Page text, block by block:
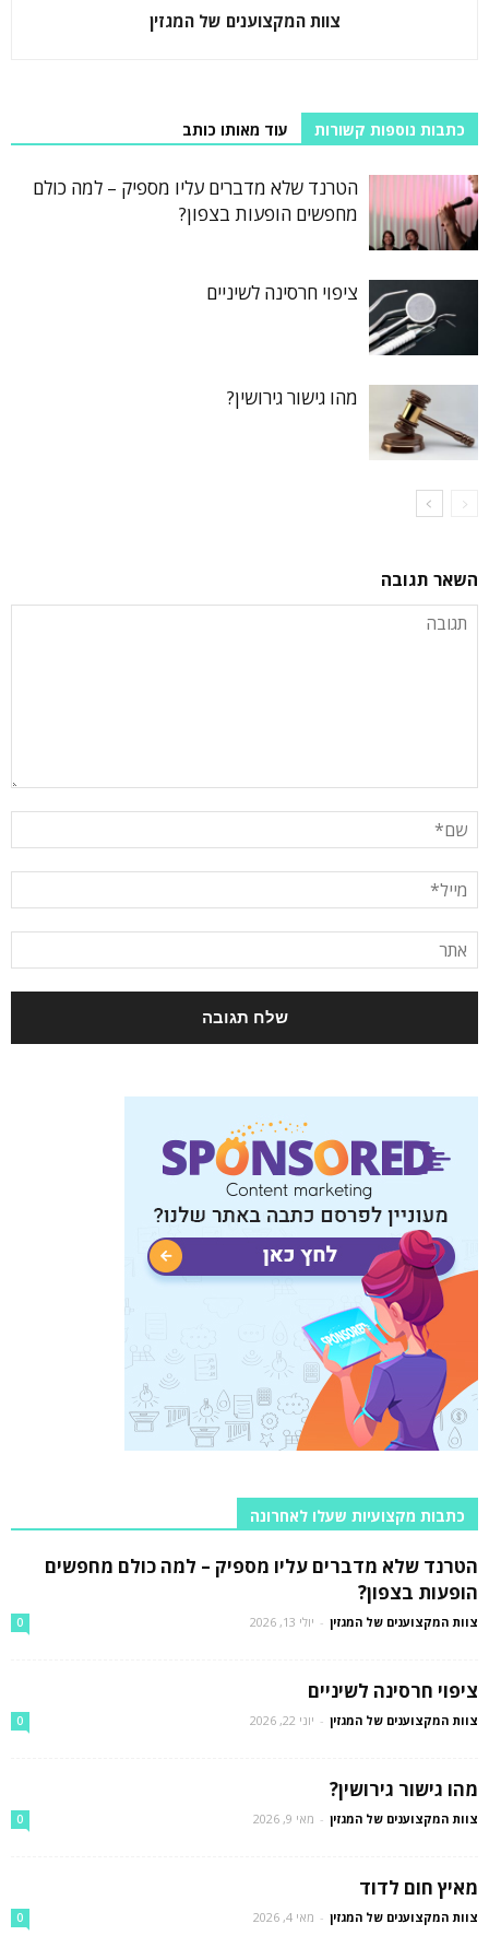
צוות המקצוענים של המגזין
כתבות נוספות קשורות עוד מאותו כותב
הטרנד שלא מדברים עליו מספיק – למה כולם
מחפשים הופעות בצפון?
ציפוי חרסינה לשיניים
מהו גישור גירושין?
השאר תגובה
כתבות מקצועיות שעלו לאחרונה
הטרנד שלא מדברים עליו מספיק – למה כולם מחפשים
הופעות בצפון?
צוות המקצוענים של המגזין - יולי 13, 2026 0
ציפוי חרסינה לשיניים
צוות המקצוענים של המגזין - יוני 22, 2026 0
מהו גישור גירושין?
צוות המקצוענים של המגזין - מאי 9, 2026 0
מאיץ חום לדוד
צוות המקצוענים של המגזין - מאי 4, 2026 0